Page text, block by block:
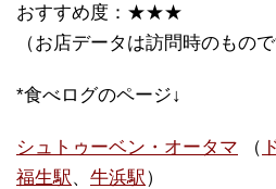
おすすめ度：★★★
（お店データは訪問時のもので
*食べログのページ↓
シュトゥーベン・オータマ （
福生駅、 牛浜駅）